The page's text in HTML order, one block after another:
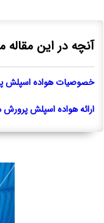
آنچه در این مقاله
خصوصیات هواده اسپلش
ارائه هواده اسپلش پرورش